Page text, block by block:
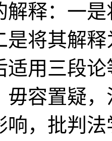
解释：一
是将其解
适用三段
毋容置疑
响，批判